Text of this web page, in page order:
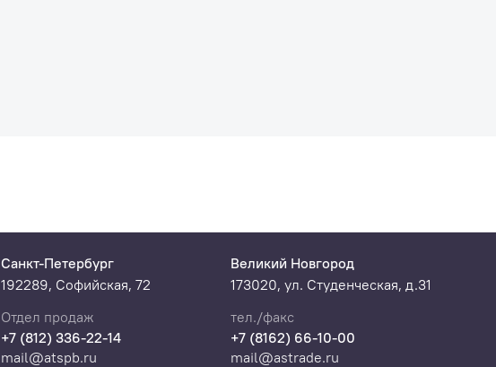
Санкт-Петербург
192289, Софийская, 72
Отдел продаж
+7 (812) 336-22-14
mail@atspb.ru
Великий Новгород
173020, ул. Студенческая, д.31
тел./факс
+7 (8162) 66-10-00
mail@astrade.ru